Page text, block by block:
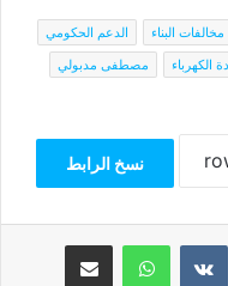
البناء
الدعم الحكومي
الكهرباء
مصطفى مدبولي
نسخ الرابط
واتساب مشاركة عبر البريد